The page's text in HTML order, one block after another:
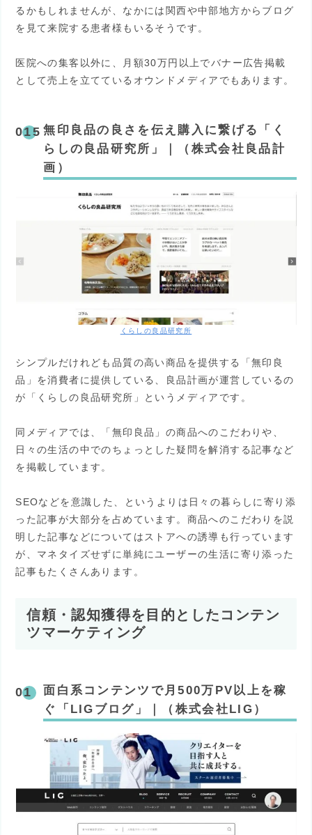
るかもしれませんが、なかには関西や中部地方からブログ
を見て来院する患者様もいるそうです。
医院への集客以外に、月額30万円以上でバナー広告掲載
として売上を立てているオウンドメディアでもあります。
無印良品の良さを伝え購入に繋げる「く
らしの良品研究所」｜（株式会社良品計
画）
くらしの良品研究所
シンプルだけれども品質の高い商品を提供する「無印良
品」を消費者に提供している、良品計画が運営しているの
が「くらしの良品研究所」というメディアです。
同メディアでは、「無印良品」の商品へのこだわりや、
日々の生活の中でのちょっとした疑問を解消する記事など
を掲載しています。
SEOなどを意識した、というよりは日々の暮らしに寄り添
った記事が大部分を占めています。商品へのこだわりを説
明した記事などについてはストアへの誘導も行っています
が、マネタイズせずに単純にユーザーの生活に寄り添った
記事もたくさんあります。
信頼・認知獲得を目的としたコンテン
ツマーケティング
面白系コンテンツで月500万PV以上を稼
ぐ「LIGブログ」｜（株式会社LIG）